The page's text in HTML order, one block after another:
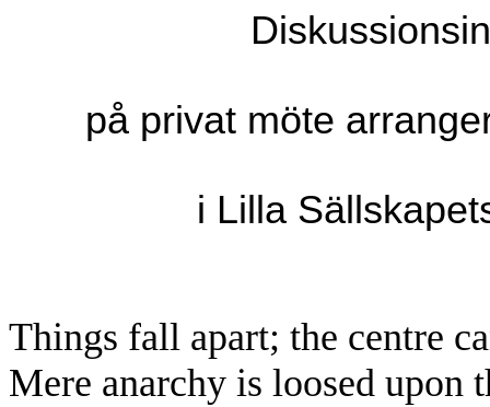
på privat möte
i Lilla
Things fall apart; the centre
Mere anarchy is loosed upon